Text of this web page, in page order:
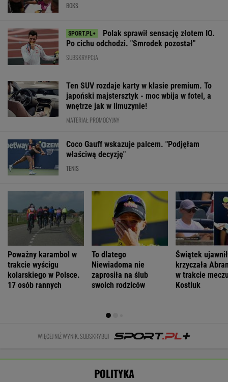
BOKS
Polak sprawił sensację złotem IO.
Po cichu odchodzi. "Smrodek pozostał"
SUBSKRYPCJA
Ten SUV rozdaje karty w klasie premium. To
japoński majstersztyk - moc wbija w fotel, a
wnętrze jak w limuzynie!
MATERIAŁ PROMOCYJNY
Coco Gauff wskazuje palcem. "Podjęłam
właściwą decyzję"
TENIS
Poważny karambol w
trakcie wyścigu
kolarskiego w Polsce.
17 osób rannych
To dlatego
Niewiadoma nie
zaprosiła na ślub
swoich rodziców
Świątek
krzyczała
w trakcie
Kostiuk
WIĘCEJ NIŻ WYNIK. SUBSKRYBUJ
POLITYKA